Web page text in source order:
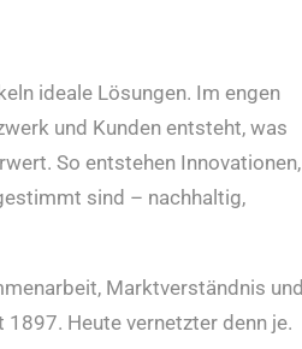
ideale Lösungen. Im engen
und Kunden entsteht, was
So entstehen Innovationen,
sind – nachhaltig,
Marktverständnis und
Heute vernetzter denn je.